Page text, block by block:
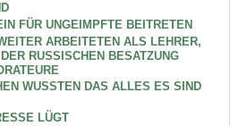
FÜR UNGEIMPFTE BEITRETEN
ARBEITETEN ALS LEHRER,
RUSSISCHEN BESATZUNG
WUSSTEN DAS ALLES ES SIND
LÜGT